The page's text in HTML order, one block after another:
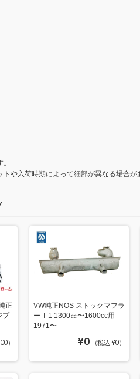
や入荷時期によって細部が異なる場合が
正
プ
）
VW純正NOS ストックマフラ
ー T-1 1300㏄〜1600cc用
1971〜
¥0 （税込 ¥0）